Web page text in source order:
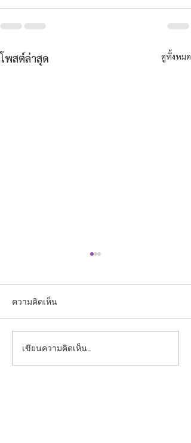
โพสต์ล่าสุด ดูทั้งหมด
ประกาศคณะแพทยศาสตร์
มหาวิทยาลัยกรุงเทพธนบุรี
ความคิดเห็น
เขียนความคิดเห็น…